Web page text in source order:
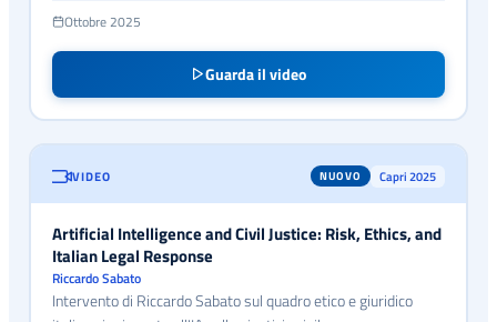
Ottobre 2025
Guarda il video
VIDEO NUOVO Capri 2025
Artificial Intelligence and Civil Justice: Risk, Ethics, and
Italian Legal Response
Riccardo Sabato
Intervento di Riccardo Sabato sul quadro etico e giuridico